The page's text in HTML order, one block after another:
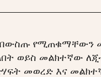
በውስጡ የሚጠቁማቸውን
ወይስ መልክተኛው
መወረድ እና